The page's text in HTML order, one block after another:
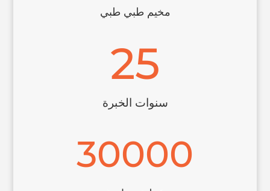
مخيم طبي طبي
25
سنوات الخبرة
30000